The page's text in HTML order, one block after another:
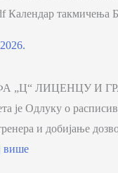
Календар
ЛИЦЕНЦУ И
је Одлуку о
и добијање
више